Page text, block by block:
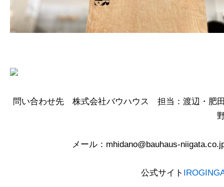
問い合わせ先 株式会社バウハウス 担当：渡辺・肥
メール：mhidano@bauhaus-
公式サイト